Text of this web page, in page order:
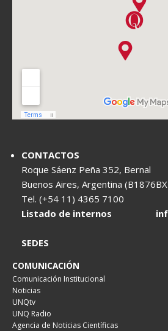
CONTACTOS
Roque Sáenz Peña 352, Bernal
Buenos Aires, Argentina
Tel. (+54 11) 4365 7100
Listado de internos
SEDES
COMUNICACIÓN
Comunicación Institucional
Noticias
UNQtv
UNQ Radio
Agencia de Noticias Científicas